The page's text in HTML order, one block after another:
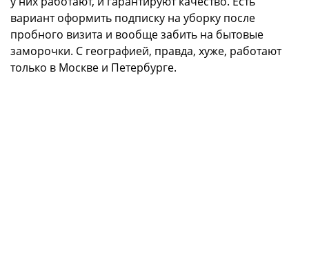
вариант оформить подписку на уборку после
пробного визита и вообще забить на бытовые
заморочки. С географией, правда, хуже, работают
только в Москве и Петербурге.